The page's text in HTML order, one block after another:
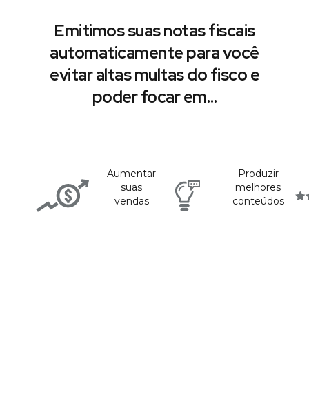
Emitimos suas notas fiscais
automaticamente para você
evitar altas multas do fisco e
poder focar em…
Aumentar
suas
vendas
Produzir
melhores
conteúdos